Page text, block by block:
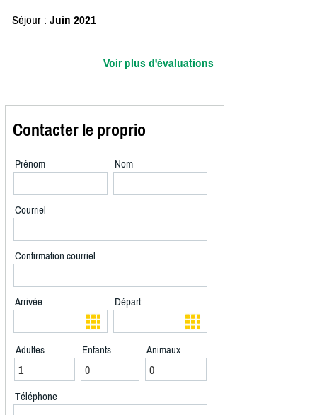
Séjour : Juin 2021
Voir plus d'évaluations
Contacter le proprio
Prénom Nom
Courriel
Confirmation courriel
Arrivée Départ
Adultes Enfants Animaux
Téléphone